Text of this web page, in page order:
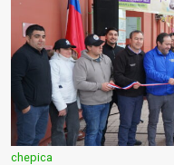
chepica